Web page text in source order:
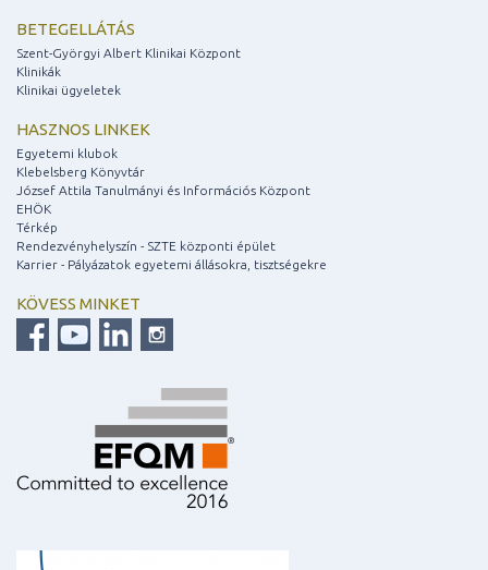
BETEGELLÁTÁS
Szent-Györgyi Albert Klinikai Központ
Klinikák
Klinikai ügyeletek
HASZNOS LINKEK
Egyetemi klubok
Klebelsberg Könyvtár
József Attila Tanulmányi és Információs Központ
EHÖK
Térkép
Rendezvényhelyszín - SZTE központi épület
Karrier - Pályázatok egyetemi állásokra, tisztségekre
KÖVESS MINKET